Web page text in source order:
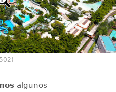
algunos